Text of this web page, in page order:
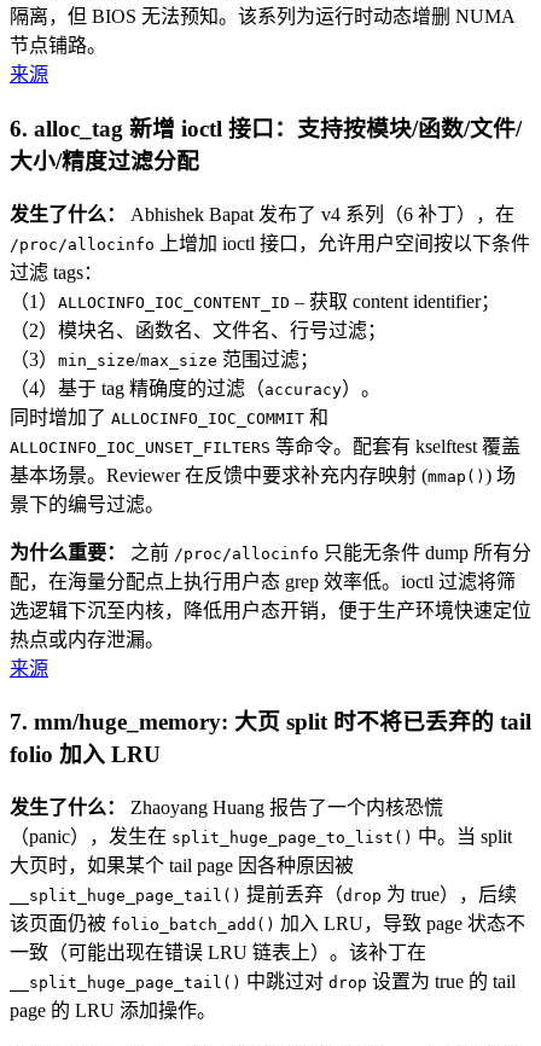
隔离，但 BIOS 无法预知。该系列为运行时动态增删 NUMA
节点铺路。
来源
6. alloc_tag 新增 ioctl 接口：支持按模块/函数/文件/
大小/精度过滤分配
发生了什么： Abhishek Bapat 发布了 v4 系列（6 补丁），在
/proc/allocinfo
上增加 ioctl 接口，允许用户空间按以下条件
过滤 tags：
（1） ALLOCINFO_IOC_CONTENT_ID – 获取 content identifier；
（2）模块名、函数名、文件名、行号过滤；
（3） min_size/max_size 范围过滤；
（4）基于 tag 精确度的过滤（accuracy）。
同时增加了 ALLOCINFO_IOC_COMMIT 和
ALLOCINFO_IOC_UNSET_FILTERS 等命令。配套有 kselftest 覆盖
基本场景。Reviewer 在反馈中要求补充内存映射 (mmap() ) 场
景下的编号过滤。
为什么重要： 之前 /proc/allocinfo 只能无条件 dump 所有分
配，在海量分配点上执行用户态 grep 效率低。ioctl 过滤将筛
选逻辑下沉至内核，降低用户态开销，便于生产环境快速定位
热点或内存泄漏。
来源
7. mm/huge_memory: 大页 split 时不将已丢弃的 tail
folio 加入 LRU
发生了什么：
Zhaoyang Huang 报告了一个内核恐慌
（panic），发生在 split_huge_page_to_list() 中。当 split
大页时，如果某个 tail page 因各种原因被
__split_huge_page_tail() 提前丢弃（drop 为 true），后续
该页面仍被 folio_batch_add() 加入 LRU，导致 page 状态不
一致（可能出现在错误 LRU 链表上）。该补丁在
__split_huge_page_tail() 中跳过对 drop 设置为 true 的 tail
page 的 LRU 添加操作。